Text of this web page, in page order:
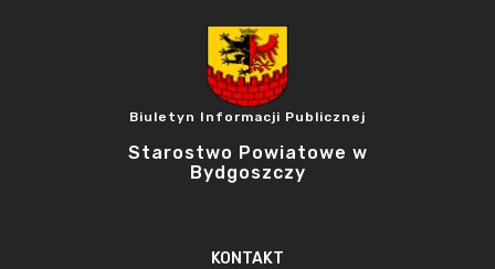
Biuletyn Informacji Publicznej
Starostwo Powiatowe w
Bydgoszczy
KONTAKT